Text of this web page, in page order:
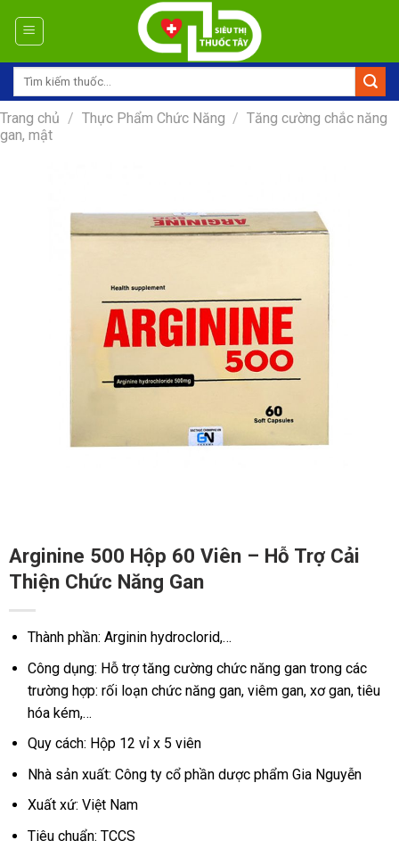
Tìm
Trang chủ / Thực Phẩm Chức Năng / Tăng cường chắc năng
gan, mật
Arginine 500 Hộp 60 Viên – Hỗ Trợ Cải
Thiện Chức Năng Gan
Thành phần: Arginin hydroclorid,…
Công dụng: Hỗ trợ tăng cường chức năng gan trong các
trường hợp: rối loạn chức năng gan, viêm gan, xơ gan, tiêu
hóa kém,…
Quy cách: Hộp 12 vỉ x 5 viên
Nhà sản xuất: Công ty cổ phần dược phẩm Gia Nguyễn
Xuất xứ: Việt Nam
Tiêu chuẩn: TCCS